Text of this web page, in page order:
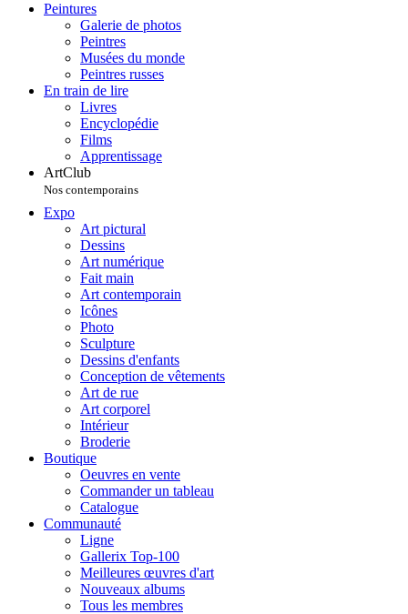
Peintures
Galerie de photos
Peintres
Musées du monde
Peintres russes
En train de lire
Livres
Encyclopédie
Films
Apprentissage
ArtClub
Nos contemporains
Expo
Art pictural
Dessins
Art numérique
Fait main
Art contemporain
Icônes
Photo
Sculpture
Dessins d'enfants
Conception de vêtements
Art de rue
Art corporel
Intérieur
Broderie
Boutique
Oeuvres en vente
Commander un tableau
Catalogue
Communauté
Ligne
Gallerix Top-100
Meilleures œuvres d'art
Nouveaux albums
Tous les membres